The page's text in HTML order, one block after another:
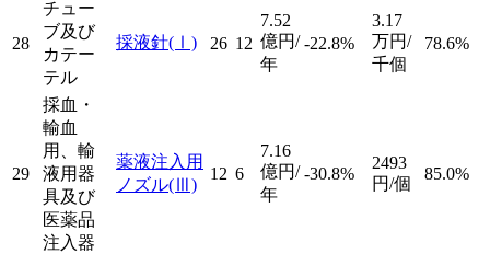
28
チュー
ブ及び
カテー
テル
採液針(Ⅰ) 26 12
7.52
億円/
年
-22.8%
3.17
万円/
千個
78.6%
29
採血・
輸血
用、輸
液用器
具及び
医薬品
注入器
薬液注入用
ノズル(Ⅲ)
12 6
7.16
億円/
年
-30.8%
2493
円/個
85.0%